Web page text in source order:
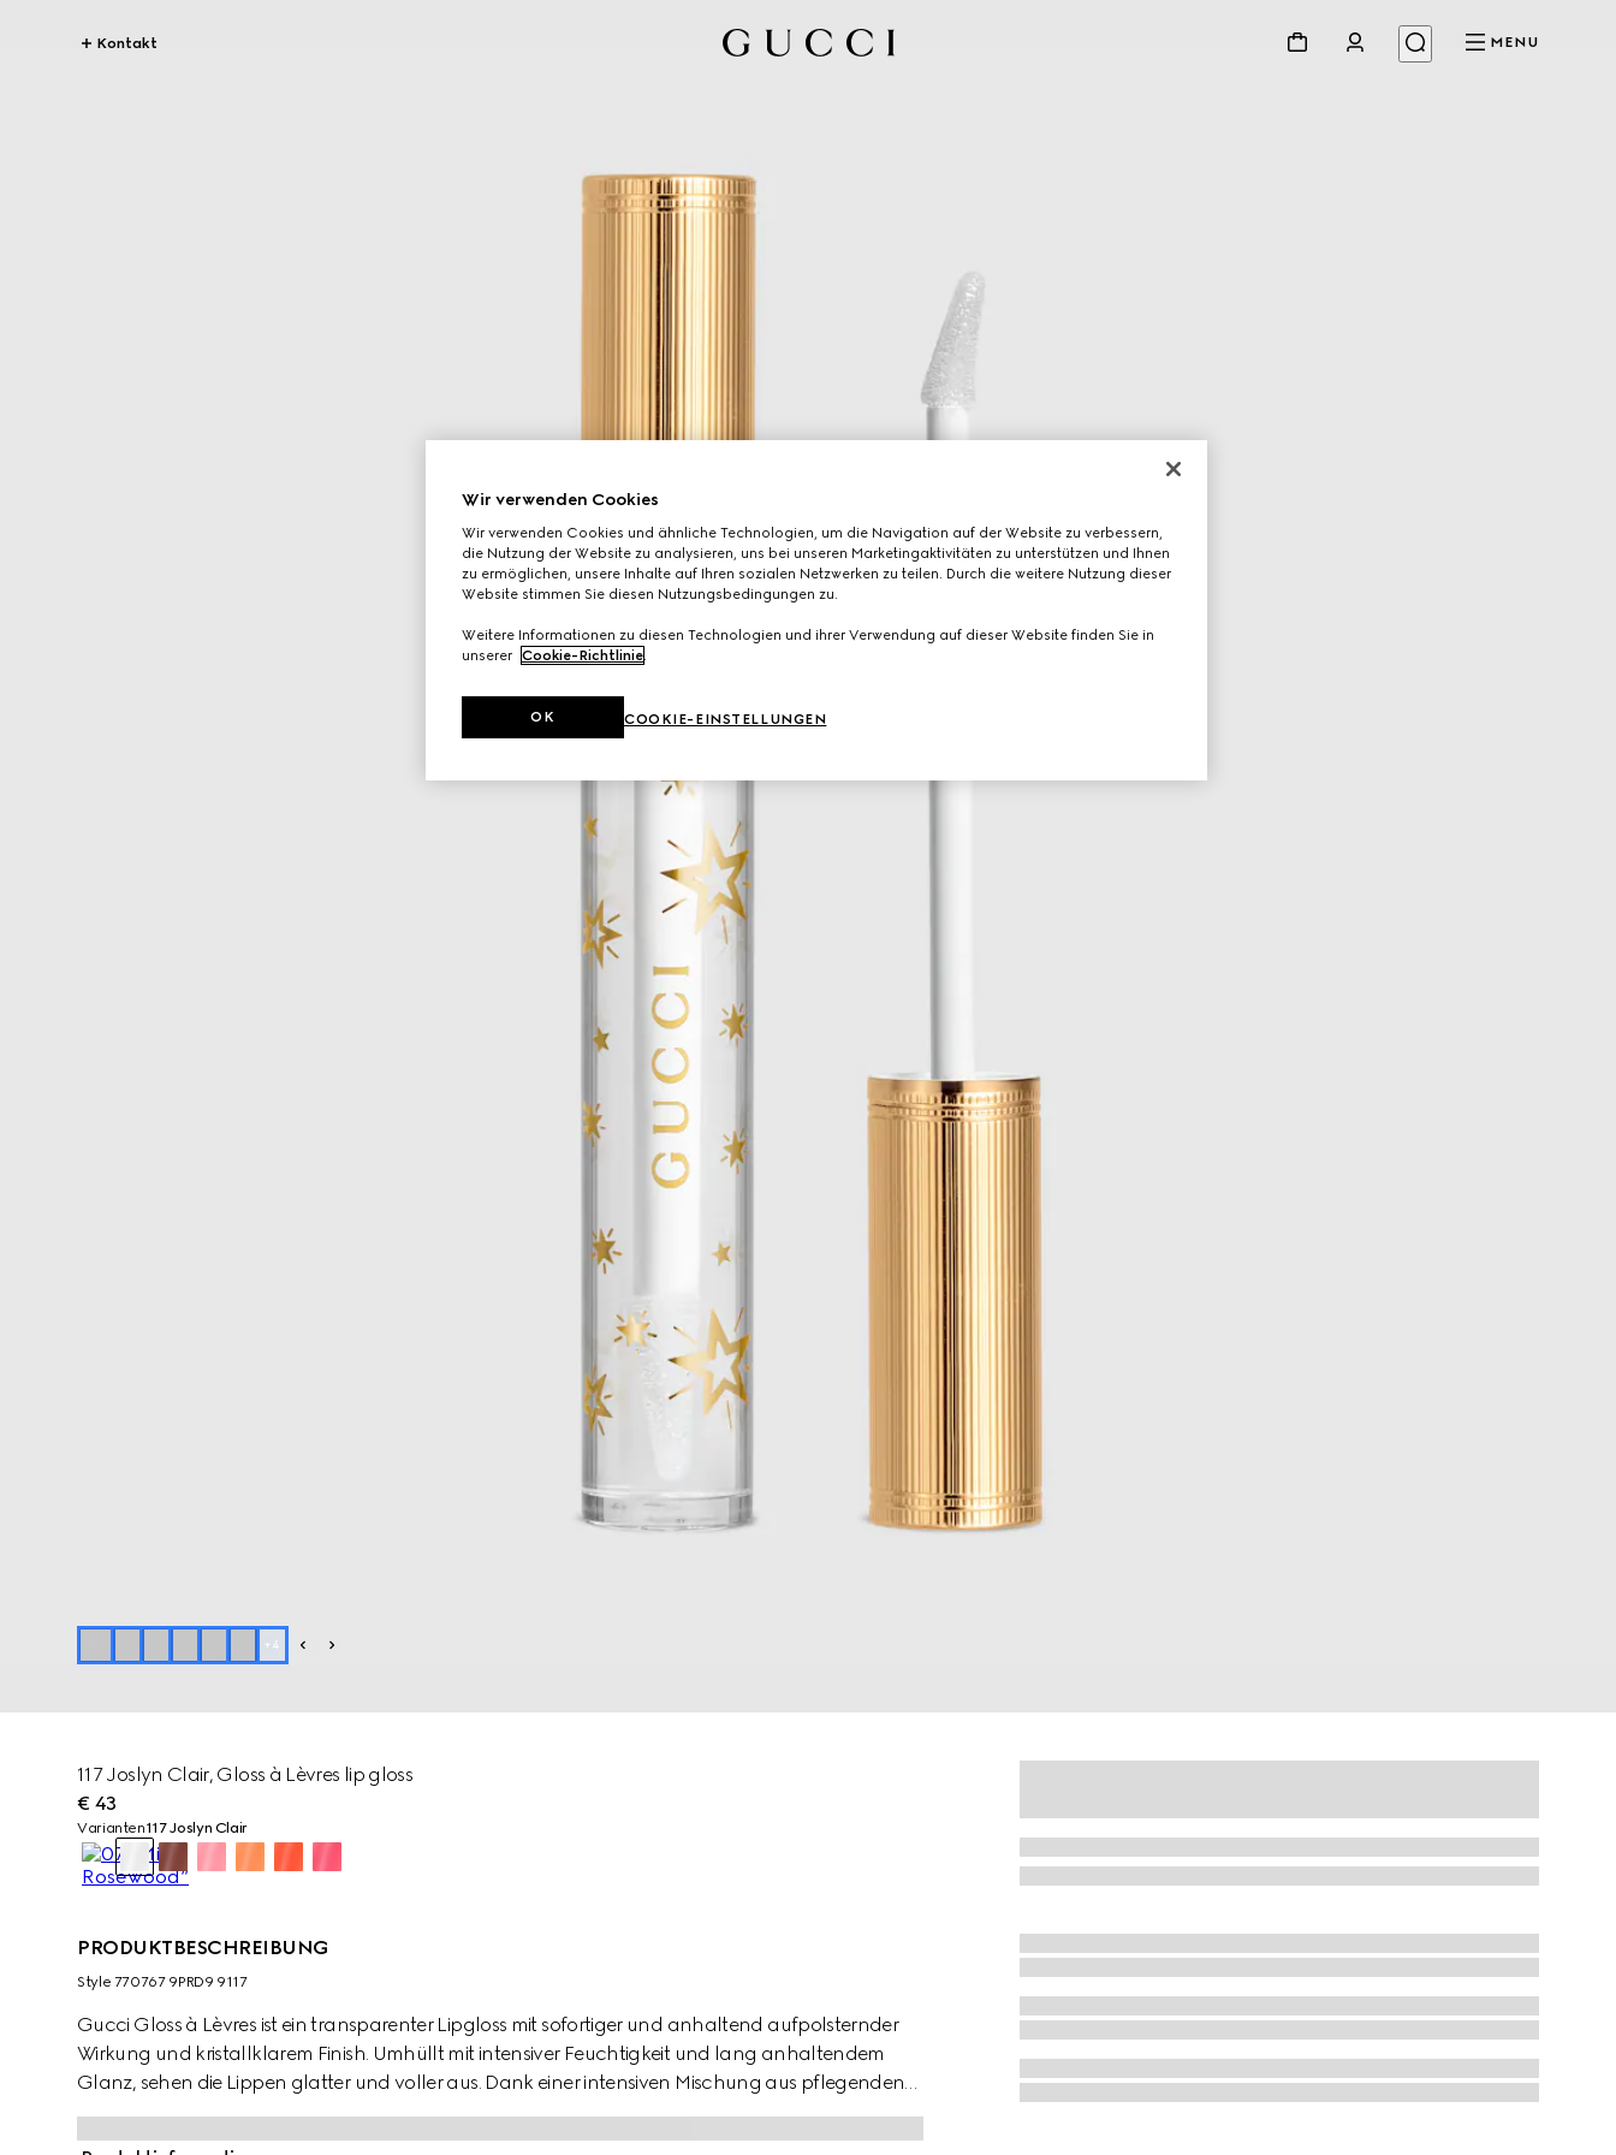
Kontakt MENU
+ 4
117 Joslyn Clair, Gloss à Lèvres lip gloss
€ 43
Varianten117 Joslyn Clair
PRODUKTBESCHREIBUNG
Style ‎770767 9PRD9 9117
Gucci Gloss à Lèvres ist ein transparenter Lipgloss mit sofortiger und anhaltend aufpolsternder
Wirkung und kristallklarem Finish. Umhüllt mit intensiver Feuchtigkeit und lang anhaltendem
Glanz, sehen die Lippen glatter und voller aus. Dank einer intensiven Mischung aus pflegenden
und aufpolsternden Inhaltsstoffen versorgt Gucci Gloss à Lèvres die Lippen bis zu 8 Stunden
lang mit Feuchtigkeit. Das Geheimnis liegt in der Kombination der Extrakte von Ingwerwurzel und
Wir verwenden Cookies
Wir verwenden Cookies und ähnliche Technologien, um die Navigation auf der Website zu verbessern,
die Nutzung der Website zu analysieren, uns bei unseren Marketingaktivitäten zu unterstützen und Ihnen
zu ermöglichen, unsere Inhalte auf Ihren sozialen Netzwerken zu teilen. Durch die weitere Nutzung dieser
Website stimmen Sie diesen Nutzungsbedingungen zu.
Weitere Informationen zu diesen Technologien und ihrer Verwendung auf dieser Website finden Sie in
unserer Cookie-Richtlinie.
COOKIE-EINSTELLUNGEN
OK